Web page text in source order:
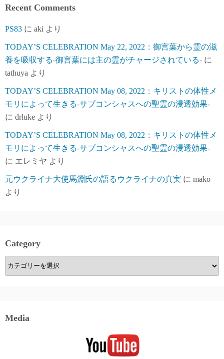
Recent Comments
PS83 に aki より
TODAY’S CELEBRATION May 22, 2022：御言葉から霊の滋
養を吸収する-御言葉には主の霊がチャージされている- に
tathuya より
TODAY’S CELEBRATION May 08, 2022：キリストの体性メ
モリによって生きる-サブコンシャスへの聖霊の浸透効果-
に drluke より
TODAY’S CELEBRATION May 08, 2022：キリストの体性メ
モリによって生きる-サブコンシャスへの聖霊の浸透効果-
に エレミヤ より
元ウクライナ大使馬淵氏の語るウクライナの真実 に mako
より
Category
Category
Media